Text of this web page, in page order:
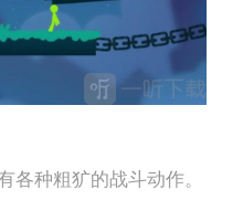
各种粗犷的战斗动作。